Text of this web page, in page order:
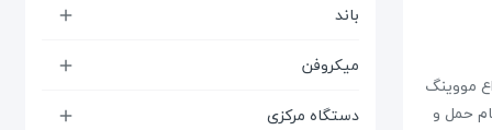
مووینگ
حمل و
باند 
میکروفن 
دستگاه مرکزی 